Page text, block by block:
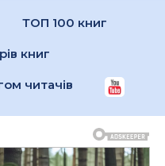
ТОП 100 книг
книг
читачів